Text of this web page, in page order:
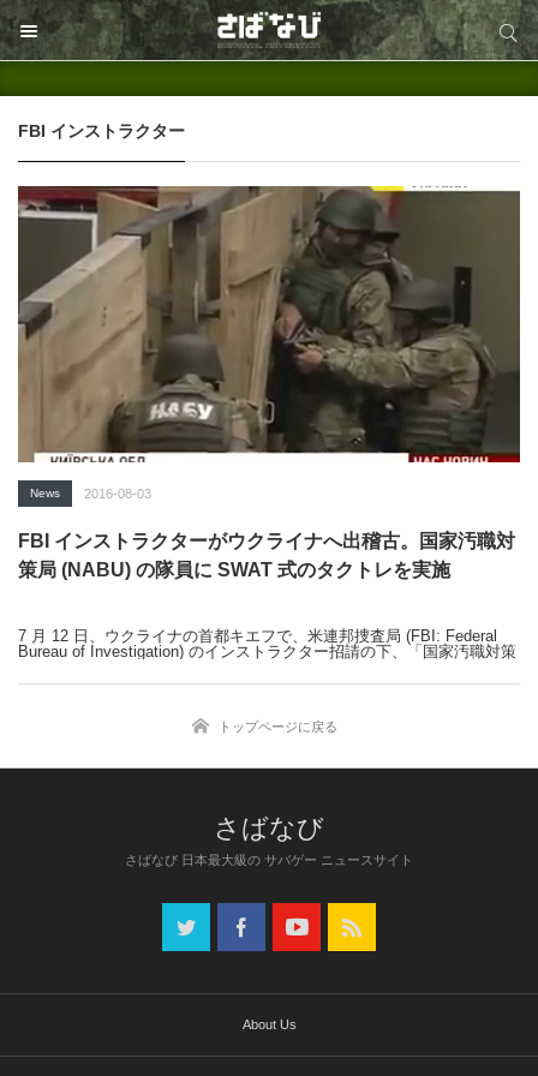
サイト内検索
FBI インストラクター
News 2016-08-03
FBI インストラクターがウクライナへ出稽古。国家汚職対
策局 (NABU) の隊員に SWAT 式のタクトレを実施
7 月 12 日、ウクライナの首都キエフで、米連邦捜査局 (FBI: Federal
Bureau of Investigation) のインストラクター招請の下、「国家汚職対策
隊 (spetspryznachentsiv) に対する 10 日間に渡る訓練がおこなわれた。
トップページに戻る
さばなび 日本最大級の サバゲー ニュースサイト
About Us
サイト内検索